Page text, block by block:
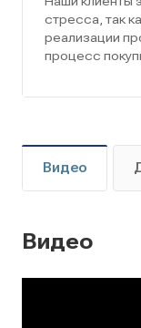
стресса, так
реализации
процесс
Видео
Видео